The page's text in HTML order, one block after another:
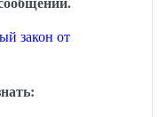
закон от